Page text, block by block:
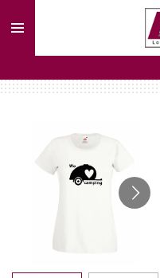
direct
hoofdinhoud